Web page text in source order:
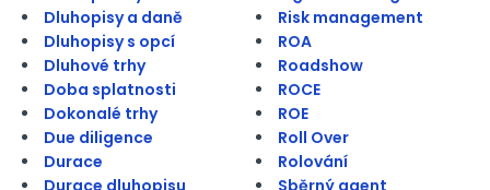
Dluhopisy a daně
Dluhopisy s opcí
Dluhové trhy
Doba splatnosti
Dokonalé trhy
Due diligence
Durace
Durace dluhopisu
Risk management
ROA
Roadshow
ROCE
ROE
Roll Over
Rolování
Sběrný agent